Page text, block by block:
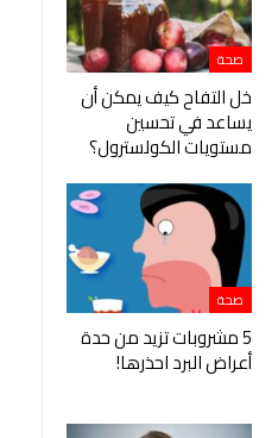
صحة
خل التفاح كيف يمكن أن
يساعد في تحسين
مستويات الكولسترول؟
صحة
5 مشروبات تزيد من حدة
أعراض البرد احذرها!